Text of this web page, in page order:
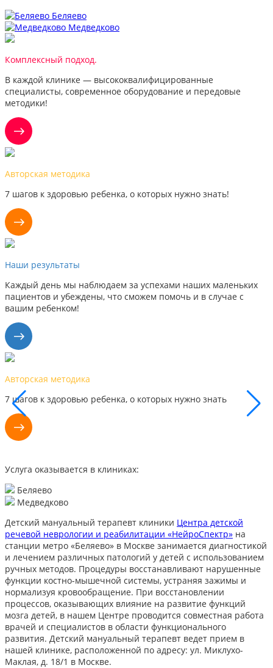
Беляево
Медведково
Комплексный подход.
В каждой клинике — высококвалифицированные
специалисты, современное оборудование и передовые
методики!
Авторская методика
7 шагов к здоровью ребенка, о которых нужно знать!
Наши результаты
Каждый день мы наблюдаем за успехами наших маленьких
пациентов и убеждены, что сможем помочь и в случае с
вашим ребенком!
Наши результаты
Каждый день мы видим успехи наших маленьких пациентов,
поэтому уверены, что сможем помочь и вам
Услуга оказывается в клиниках:
Беляево
Медведково
Детский мануальный терапевт клиники Центра детской
речевой неврологии и реабилитации «НейроСпектр» на
станции метро «Беляево» в Москве занимается диагностикой
и лечением различных патологий у детей с использованием
ручных методов. Процедуры восстанавливают нарушенные
функции костно-мышечной системы, устраняя зажимы и
нормализуя кровообращение. При восстановлении
процессов, оказывающих влияние на развитие функций
мозга детей, в нашем Центре проводится совместная работа
врачей и специалистов в области функционального
развития. Детский мануальный терапевт ведет прием в
нашей клинике, расположенной по адресу: ул. Миклухо-
Маклая, д. 18/1 в Москве.